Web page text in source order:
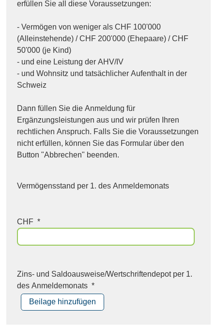
erfüllen Sie all diese Voraussetzungen:
- Vermögen von weniger als CHF 100'000
(Alleinstehende) / CHF 200'000 (Ehepaare) / CHF
50'000 (je Kind)
- und eine Leistung der AHV/IV
- und Wohnsitz und tatsächlicher Aufenthalt in der
Schweiz
Dann füllen Sie die Anmeldung für
Ergänzungsleistungen aus und wir prüfen Ihren
rechtlichen Anspruch. Falls Sie die Voraussetzungen
nicht erfüllen, können Sie das Formular über den
Button "Abbrechen" beenden.
Vermögensstand per 1. des Anmeldemonats
CHF *
Zins- und Saldoausweise/Wertschriftendepot per 1.
des Anmeldemonats *
Beilage hinzufügen